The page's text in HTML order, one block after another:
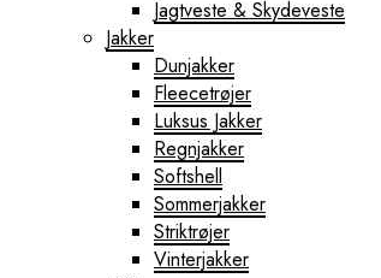
Jagtveste & Skydeveste
Jakker
Dunjakker
Fleecetrøjer
Luksus Jakker
Regnjakker
Softshell
Sommerjakker
Striktrøjer
Vinterjakker